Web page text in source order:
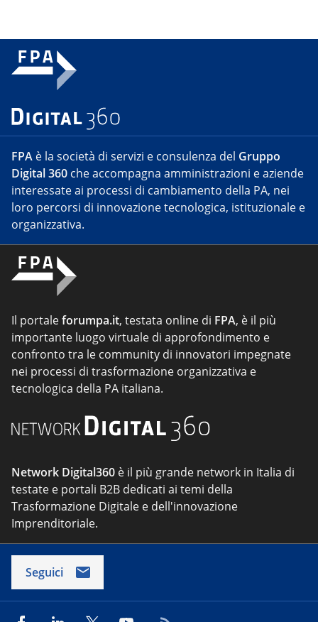
FPA è la società di servizi e consulenza del Gruppo
Digital 360 che accompagna amministrazioni e aziende
interessate ai processi di cambiamento della PA, nei
loro percorsi di innovazione tecnologica, istituzionale e
organizzativa.
Il portaleforumpa.it, testata online di FPA, è il più
importante luogo virtuale di approfondimento e
confronto tra le community di innovatori impegnate
nei processi di trasformazione organizzativa e
tecnologica della PA italiana.
Network Digital360 è il più grande network in Italia di
testate e portali B2B dedicati ai temi della
Trasformazione Digitale e dell'innovazione
Imprenditoriale.
Seguici